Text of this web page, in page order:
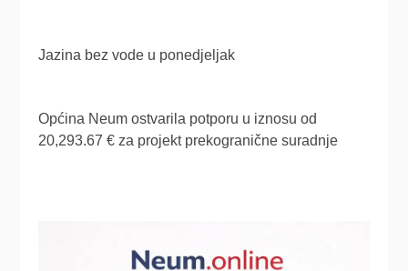
Jazina bez vode u ponedjeljak
Općina Neum ostvarila potporu u iznosu od
20,293.67 € za projekt prekogranične suradnje